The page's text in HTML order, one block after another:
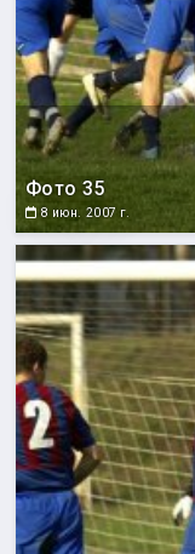
Фото 35
8 июн. 2007 г.